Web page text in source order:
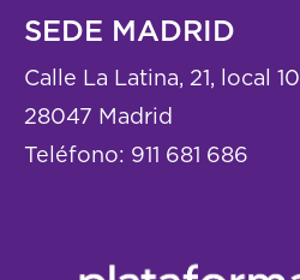
SEDE MADRID
Calle La Latina, 21, local 10
28047 Madrid
Teléfono: 911 681 686